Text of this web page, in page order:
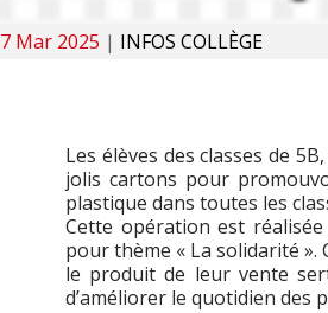
7 Mar 2025 | INFOS COLLÈGE
Les élèves des classes de
jolis cartons pour
plastique dans toutes les
Cette opération est
pour thème « La solidarité ».
le produit de leur vente
d’améliorer le quotidien des